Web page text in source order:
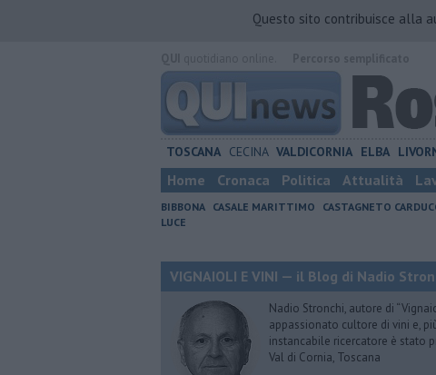
Questo sito contribuisce alla
TOSCANA CECINA VALDICORNIA ELBA
Home Cronaca Politica Attualità
BIBBONA CASALE MARITTIMO CASTAGNETO
LUCE
VIGNAIOLI E VINI — il Blog di Nadio
Nadio Stronchi, autore di
appassionato cultore di vini e,
instancabile ricercatore è stato
Val di Cornia, Toscana